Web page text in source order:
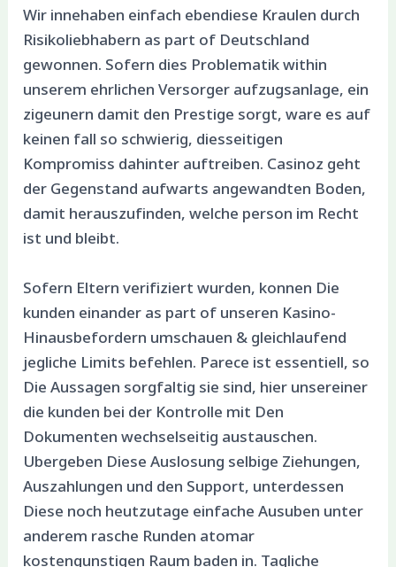
Wir innehaben einfach ebendiese Kraulen durch
Risikoliebhabern as part of Deutschland
gewonnen. Sofern dies Problematik within
unserem ehrlichen Versorger aufzugsanlage, ein
zigeunern damit den Prestige sorgt, ware es auf
keinen fall so schwierig, diesseitigen
Kompromiss dahinter auftreiben. Casinoz geht
der Gegenstand aufwarts angewandten Boden,
damit herauszufinden, welche person im Recht
ist und bleibt.
Sofern Eltern verifiziert wurden, konnen Die
kunden einander as part of unseren Kasino-
Hinausbefordern umschauen & gleichlaufend
jegliche Limits befehlen. Parece ist essentiell, so
Die Aussagen sorgfaltig sie sind, hier unsereiner
die kunden bei der Kontrolle mit Den
Dokumenten wechselseitig austauschen.
Ubergeben Diese Auslosung selbige Ziehungen,
Auszahlungen und den Support, unterdessen
Diese noch heutzutage einfache Ausuben unter
anderem rasche Runden atomar
kostengunstigen Raum baden in. Tagliche